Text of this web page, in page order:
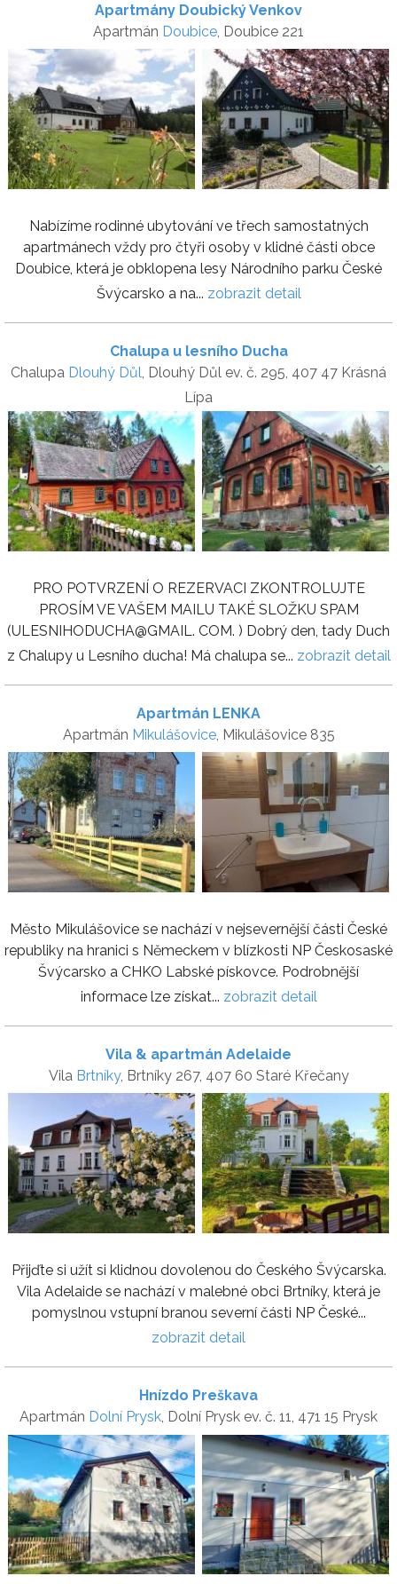
Apartmány Doubický Venkov
Apartmán Doubice , Doubice 221
Nabízíme rodinné ubytování ve třech samostatných
apartmánech vždy pro čtyři osoby v klidné části obce
Doubice, která je obklopena lesy Národního parku České
Švýcarsko a na... zobrazit detail
Chalupa u lesního Ducha
Chalupa Dlouhý Důl, Dlouhý Důl ev. č. 295, 407 47 Krásná
Lípa
PRO POTVRZENÍ O REZERVACI ZKONTROLUJTE
PROSÍM VE VAŠEM MAILU TAKÉ SLOŽKU SPAM
(ULESNIHODUCHA@GMAIL. COM. ) Dobrý den, tady Duch
z Chalupy u Lesního ducha! Má chalupa se... zobrazit detail
Apartmán LENKA
Apartmán Mikulášovice, Mikulášovice 835
Město Mikulášovice se nachází v nejsevernější části České
republiky na hranici s Německem v blízkosti NP Českosaské
Švýcarsko a CHKO Labské pískovce. Podrobnější
informace lze získat... zobrazit detail
Vila & apartmán Adelaide
Vila Brtníky, Brtníky 267, 407 60 Staré Křečany
Přijďte si užít si klidnou dovolenou do Českého Švýcarska.
Vila Adelaide se nachází v malebné obci Brtníky, která je
pomyslnou vstupní branou severní části NP České...
zobrazit detail
Hnízdo Preškava
Apartmán Dolní Prysk, Dolní Prysk ev. č. 11, 471 15 Prysk